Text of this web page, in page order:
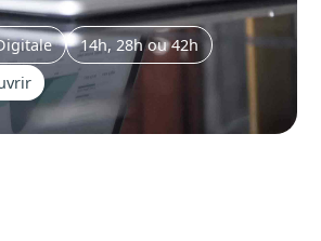
14h, 28h ou 42h